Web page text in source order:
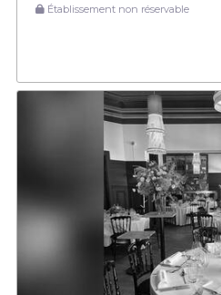
Établissement non réservable